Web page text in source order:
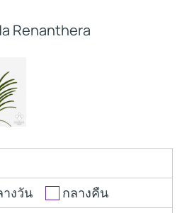
Renanthera
างวัน
กลางคืน